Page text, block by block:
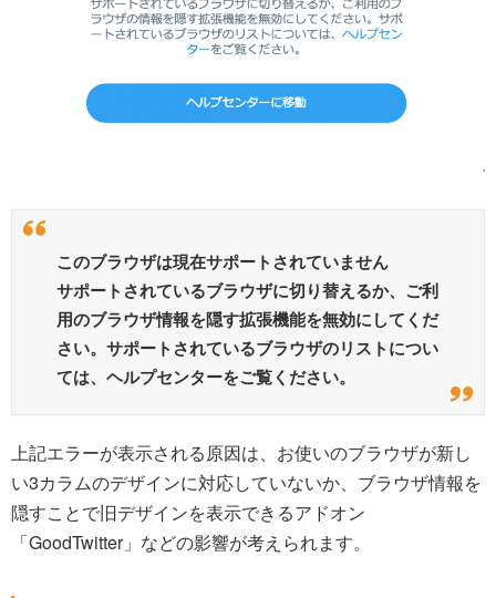
このブラウザは現在サポートされていません
サポートされているブラウザに切り替えるか、ご利
用のブラウザ情報を隠す拡張機能を無効にしてくだ
さい。サポートされているブラウザのリストについ
ては、ヘルプセンターをご覧ください。
上記エラーが表示される原因は、お使いのブラウザが新し
い3カラムのデザインに対応していないか、ブラウザ情報を
隠すことで旧デザインを表示できるアドオン
「GoodTwitter」などの影響が考えられます。